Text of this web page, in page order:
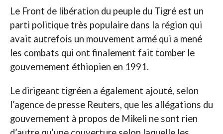
Le Front de libération du peuple du Tigré est un
parti politique très populaire dans la région qui
avait autrefois un mouvement armé qui a mené
les combats qui ont finalement fait tomber le
gouvernement éthiopien en 1991.
Le dirigeant tigréen a également ajouté, selon
l’agence de presse Reuters, que les allégations du
gouvernement à propos de Mikeli ne sont rien